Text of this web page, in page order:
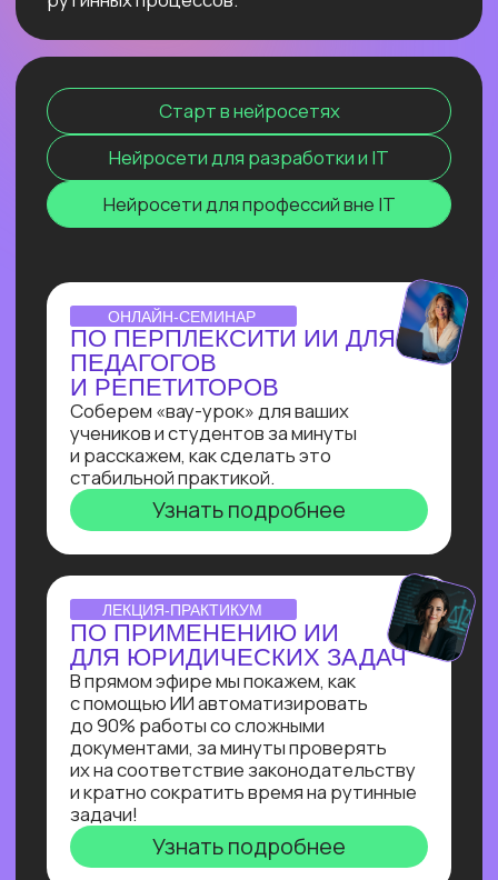
сокращение расходов, ускорение
и прочее. Освоив эту востребованную
профессию сейчас, ты станешь
интеллектуальные продукты, которые
меняют правила игры и приносят
реальную прибыль.
ОТКРЫТЫЙ УРОК
ЗАПУСК НЕЙРОСЕТИ
Покажем, как развернуть модель
deepseek R1 прямо на своём
компьютере и не переживать
о безопасности данных, зависаниях
и плохом интернете
Узнать подробнее
ОNLINE-ПРАКТИКУМ
ПО СОЗДАНИЮ ИИ-
АССИСТЕНТА
В прямом эфире Кирилл Пшинник
сделает реальную задачу промпт-
инженера: создаст
многофункционального ИИ-ассистента
для коммуникации с клиентом на сайте
и сокращения затрат на персонал.
Узнать подробнее
ОNLINE-ИНТЕНСИВ
СОЗДАЕМ ИИ-АССИСТЕНТА
ЗА 3 ДНЯ!
Ты создашь полноценного ИИ-
ассистента, интегрированного
в Telegram, на выбранную тобой тему
без единой строчки кода!
Узнать подробнее
ОТКРЫТАЯ ЛЕКЦИЯ
СВОЙ БИЗНЕС НА ИИ